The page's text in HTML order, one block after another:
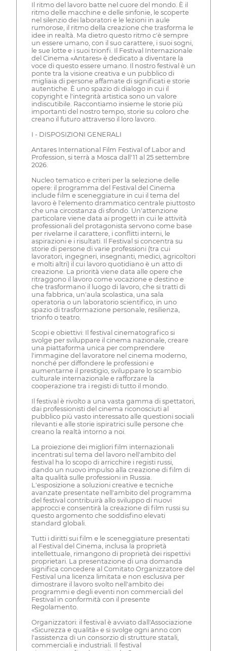
Il ritmo del lavoro batte nel cuore del mondo. È il
ritmo delle macchine e delle sinfonie, le scoperte
nel silenzio dei laboratori e le lezioni in aule
rumorose, il ritmo della creazione che trasforma le
idee in realtà. Ma dietro questo ritmo c'è sempre
un essere umano, con il suo carattere, i suoi sogni,
le sue lotte e i suoi trionfi. Il Festival Internazionale
del Cinema «Antares» è dedicato a diventare la
voce di questo essere umano. Il nostro festival è un
ponte tra la visione creativa e un pubblico di
migliaia di persone affamate di significati e storie
autentiche. È uno spazio di dialogo in cui il
copyright e l'integrità artistica sono un valore
indiscutibile. Raccontiamo insieme le storie più
importanti del nostro tempo, storie su coloro che
creano il futuro attraverso il loro lavoro.
I - DISPOSIZIONI GENERALI
Antares International Film Festival of Labor and
Profession, si terrà a Mosca dall'11 al 25 settembre
2026.
Nucleo tematico e criteri per la selezione delle
opere: il programma del Festival del Cinema
include film e sceneggiature in cui il tema del
lavoro è l'elemento drammatico centrale piuttosto
che una circostanza di sfondo. Un'attenzione
particolare viene data ai progetti in cui le attività
professionali del protagonista servono come base
per rivelarne il carattere, i conflitti interni, le
aspirazioni e i risultati. Il Festival si concentra su
storie di persone di varie professioni (tra cui
lavoratori, ingegneri, insegnanti, medici, agricoltori
e molti altri) il cui lavoro quotidiano è un atto di
creazione. La priorità viene data alle opere che
ritraggono il lavoro come vocazione e destino e
che trasformano il luogo di lavoro, che si tratti di
una fabbrica, un'aula scolastica, una sala
operatoria o un laboratorio scientifico, in uno
spazio di trasformazione personale, resilienza,
trionfo o teatro.
Scopi e obiettivi: Il festival cinematografico si
svolge per sviluppare il cinema nazionale, creare
una piattaforma unica per comprendere
l'immagine del lavoratore nel cinema moderno,
nonché per diffondere le professioni e
aumentarne il prestigio, sviluppare lo scambio
culturale internazionale e rafforzare la
cooperazione tra i registi di tutto il mondo.
Il festival è rivolto a una vasta gamma di spettatori,
dai professionisti del cinema riconosciuti al
pubblico più vasto interessato alle questioni sociali
rilevanti e alle storie ispiratrici sulle persone che
creano la realtà intorno a noi.
La proiezione dei migliori film internazionali
incentrati sul tema del lavoro nell'ambito del
festival ha lo scopo di arricchire i registi russi,
dando un nuovo impulso alla creazione di film di
alta qualità sulle professioni in Russia.
L'esposizione a soluzioni creative e tecniche
avanzate presentate nell'ambito del programma
del festival contribuirà allo sviluppo di nuovi
approcci e consentirà la creazione di film russi su
questo argomento che soddisfino elevati
standard globali.
Tutti i diritti sui film e le sceneggiature presentati
al Festival del Cinema, inclusa la proprietà
intellettuale, rimangono di proprietà dei rispettivi
proprietari. La presentazione di una domanda
significa concedere al Comitato Organizzatore del
Festival una licenza limitata e non esclusiva per
dimostrare il lavoro svolto nell'ambito dei
programmi e degli eventi non commerciali del
Festival in conformità con il presente
Regolamento.
Organizzatori: il festival è avviato dall'Associazione
«Sicurezza e qualità» e si svolge ogni anno con
l'assistenza di un consorzio di strutture statali,
commerciali e industriali. Il festival